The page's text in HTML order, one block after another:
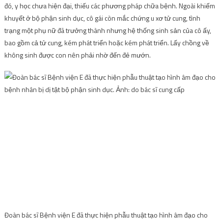
đó, y học chưa hiện đại, thiếu các phương pháp chữa bệnh. Ngoài khiếm
khuyết ở bộ phận sinh dục, cô gái còn mắc chứng u xơ tử cung, tình
trạng một phụ nữ đã trưởng thành nhưng hệ thống sinh sản của cô ấy,
bao gồm cả tử cung, kém phát triển hoặc kém phát triển. Lấy chồng về
không sinh được con nên phải nhờ đến đẻ mướn.
Đoàn bác sĩ Bệnh viện E đã thực hiện phẫu thuật tạo hình âm đạo cho